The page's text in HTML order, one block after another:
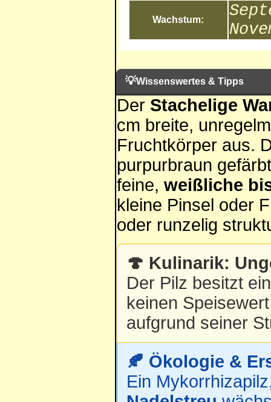
Wachstum:
💡Wissenswertes & Tipps
Der Stachelige
cm breite,
Fruchtkörper aus.
purpurbraun
feine, weißliche
kleine Pinsel oder
oder runzelig
🍄 Kulinarik:
Der Pilz besitzt
keinen
aufgrund seiner
🍂 Ökologie &
Ein